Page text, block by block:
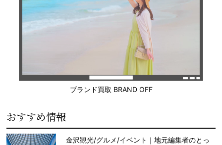
ブランド買取 BRAND OFF
おすすめ情報
金沢観光/グルメ/イベント｜地元編集者のとっ